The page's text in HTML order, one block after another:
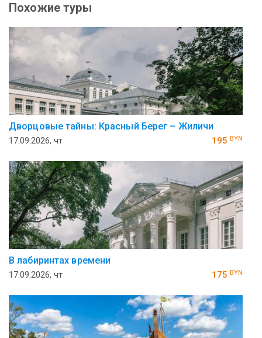
Похожие туры
Дворцовые тайны: Красный Берег – Жиличи
17.09.2026, чт 195 BYN
В лабиринтах времени
17.09.2026, чт 175 BYN